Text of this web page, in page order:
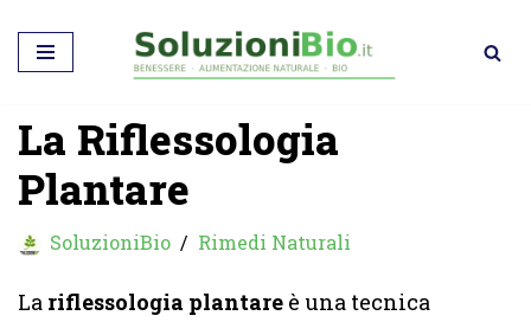
Vai
contenuto
La Riflessologia
Plantare
SoluzioniBio Rimedi Naturali
La riflessologia plantare è una tecnica